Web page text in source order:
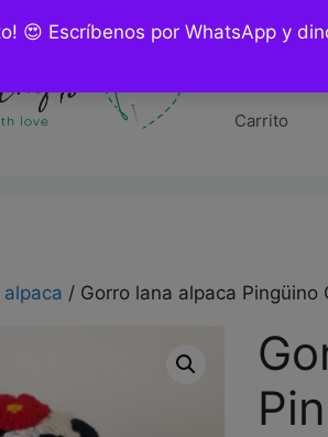
😍 Escríbenos por WhatsApp y
Carrito
/ Gorro lana alpaca Pingüino